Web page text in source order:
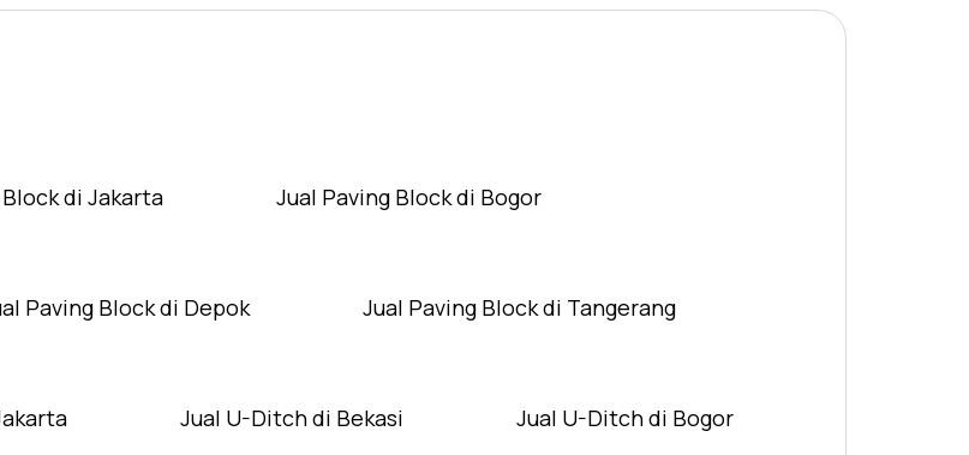
di Jakarta Jual Paving Block di Bogor
Paving Block di Depok Jual Paving Block di Tangerang
Jual U-Ditch di Bekasi Jual U-Ditch di Bogor